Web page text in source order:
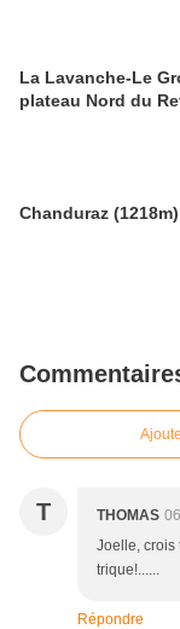
La Lavanche-Le
plateau Nord du
Chanduraz
T THOMAS
Joelle, crois
trique!......
Répondre